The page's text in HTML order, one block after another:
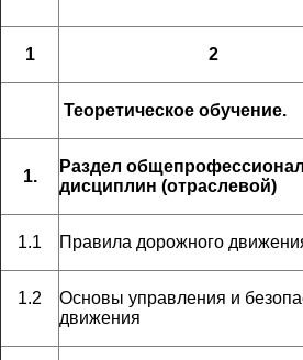
1 2
Теоретическое обучение.
1.
Раздел
дисциплин (отраслевой)
1.1 Правила дорожного
1.2
Основы управления и
движения